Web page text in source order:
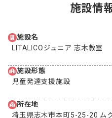
施設情
施設名
LITALICOジュニア 志木教室
施設形態
児童発達支援施設
所在地
埼玉県志木市本町5-25-20 ム